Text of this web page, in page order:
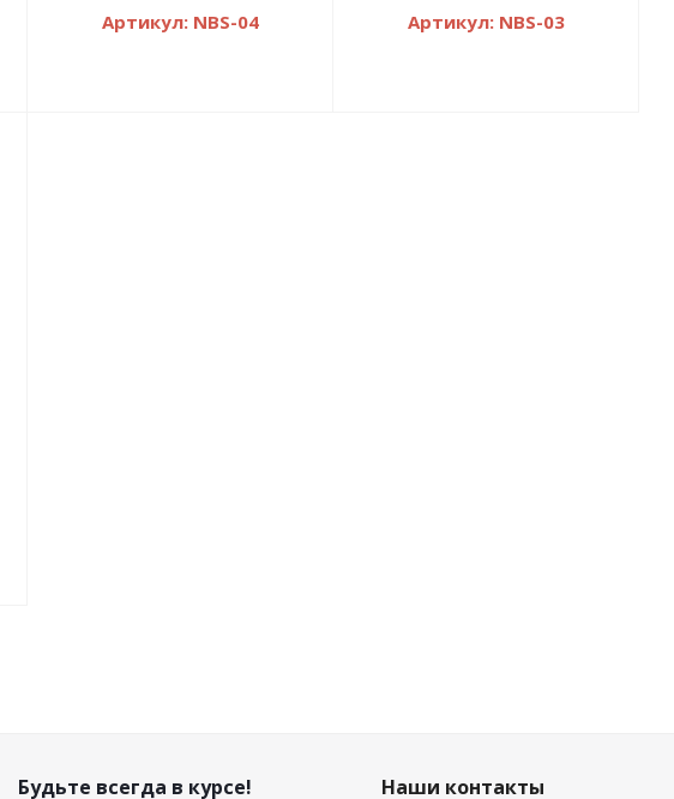
Артикул: NBS-04 Артикул: NBS-03
Будьте всегда в курсе! Наши контакты